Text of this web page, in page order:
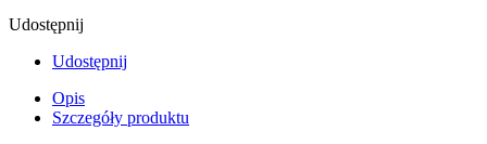
Udostępnij
Udostępnij
Opis
Szczegóły produktu